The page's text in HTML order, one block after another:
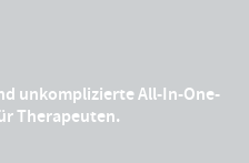
unkomplizierte All-In-One-
Therapeuten.